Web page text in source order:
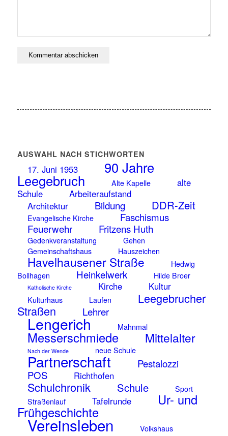
AUSWAHL NACH STICHWORTEN
17. Juni 1953 90 Jahre
Leegebruch Alte Kapelle
alte
Schule
Arbeiteraufstand
Architektur
Bildung DDR-Zeit
Evangelische Kirche
Faschismus
Feuerwehr
Fritzens Huth
Gedenkveranstaltung
Gehen
Gemeinschaftshaus
Hauszeichen
Havelhausener Straße
Hedwig
Bollhagen
Heinkelwerk Hilde Broer
Katholische Kirche Kirche Kultur
Kulturhaus Laufen
Leegebrucher
Straßen
Lehrer
Lengerich Mahnmal
Messerschmiede Mittelalter
Nach der Wende neue Schule
Partnerschaft
Pestalozzi
POS
Richthofen
Schulchronik Schule
Sport
Straßenlauf
Tafelrunde Ur- und
Frühgeschichte
Vereinsleben Volkshaus